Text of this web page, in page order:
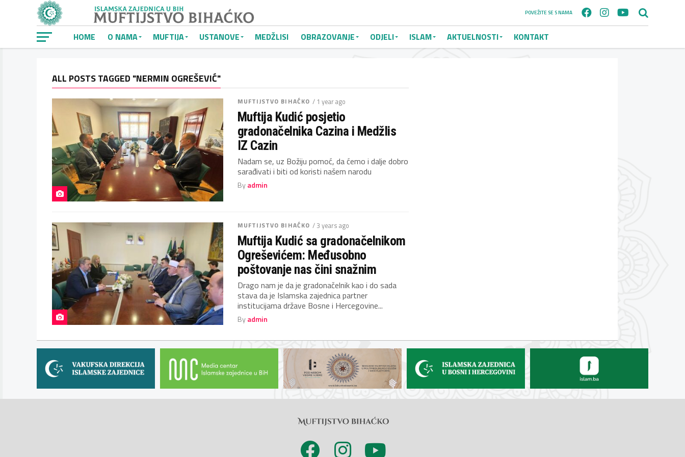
POVEŽITE SE S NAMA
HOME O NAMA MUFTIJA USTANOVE MEDŽLISI OBRAZOVANJE ODJELI ISLAM AKTUELNOSTI KONTAKT
ALL POSTS TAGGED "NERMIN OGREŠEVIĆ"
MUFTIJSTVO BIHAĆKO / 1 year ago
Muftija Kudić posjetio
gradonačelnika Cazina i Medžlis
IZ Cazin
Nadam se, uz Božiju pomoć, da ćemo i dalje dobro
sarađivati i biti od koristi našem narodu
Byadmin
MUFTIJSTVO BIHAĆKO / 3 years ago
Muftija Kudić sa gradonačelnikom
Ogreševićem: Međusobno
poštovanje nas čini snažnim
Drago nam je da je gradonačelnik kao i do sada
stava da je Islamska zajednica partner
institucijama države Bosne i Hercegovine...
Byadmin